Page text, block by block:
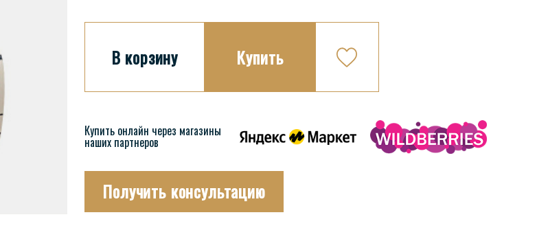
В корзину Купить
Купить онлайн через магазины
наших партнеров
Получить консультацию